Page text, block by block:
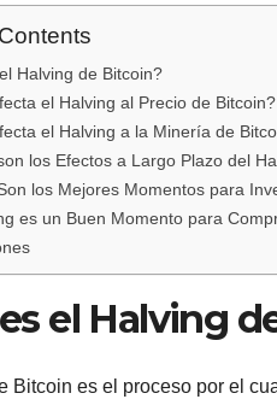
Halving de Bitcoin?
el Halving al Precio de Bitcoin?
el Halving a la Minería de
los Efectos a Largo Plazo del
los Mejores Momentos para
es un Buen Momento para
el Halving
Bitcoin es el proceso por el